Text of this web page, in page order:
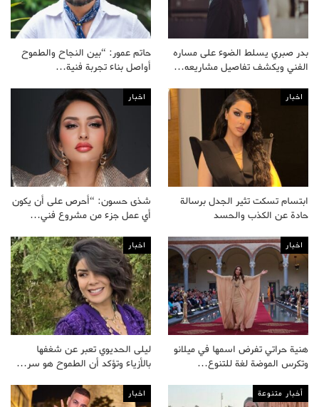
بدر صبري يسلط الضوء على مساره
الفني ويكشف تفاصيل مشاريعه…
حاتم عمور: “بين النجاح والطموح
أواصل بناء تجربة فنية…
اخبار
ابتسام تسكت تثير الجدل برسالة
حادة عن الكذب والحسد
اخبار
شذى حسون: “أحرص على أن يكون
أي عمل جزء من مشروع فني…
اخبار
هنية حراتي تفرض اسمها في ميلانو
وتكرس الموضة لغة للتنوع…
اخبار
ليلى الحديوي تعبر عن شغفها
بالأزياء وتؤكد أن الطموح هو سر…
أخبار متنوعة اخبار